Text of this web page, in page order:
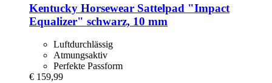
Kentucky Horsewear Sattelpad "Impact
Equalizer" schwarz, 10 mm
Luftdurchlässig
Atmungsaktiv
Perfekte Passform
€ 159,99